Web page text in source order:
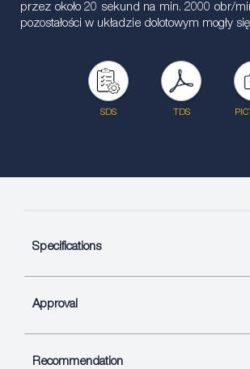
przez około 20 sekund na min. 2000 obr/
pozostałości w układzie dolotowym mogły
SDS TDS
Specifications
Approval
Recommendation